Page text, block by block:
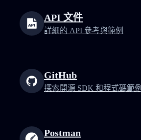
API 文件
詳細的 API 參考與範例
GitHub
探索開源 SDK 和程式碼範例
Postman